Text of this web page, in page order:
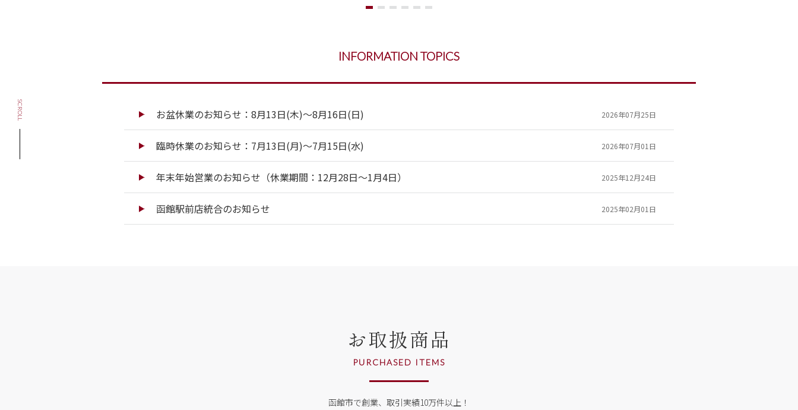
SCROLL
INFORMATION TOPICS
お盆休業のお知らせ：8月13日(木)～8月16日(日) 2026年07月25日
臨時休業のお知らせ：7月13日(月)～7月15日(水) 2026年07月01日
年末年始営業のお知らせ（休業期間：12月28日～1月4日） 2025年12月24日
函館駅前店統合のお知らせ 2025年02月01日
お取扱商品
PURCHASED ITEMS
函館市で創業、取引実績10万件以上！